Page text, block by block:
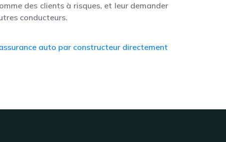
des clients à risques, et leur demander
conducteurs.
auto par constructeur directement